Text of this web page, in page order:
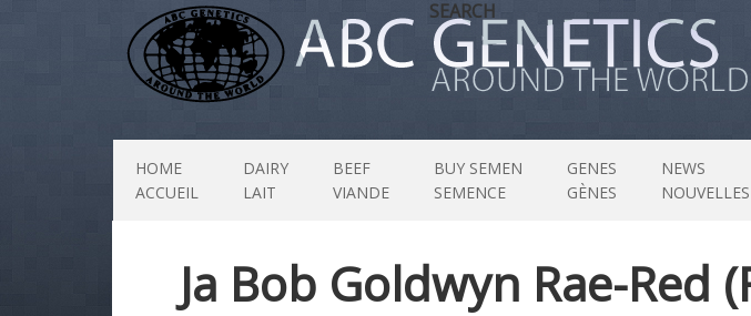
SEARCH
HOME
ACCUEIL
DAIRY
LAIT
BEEF
VIANDE
BUY SEMEN
SEMENCE
GENES
GÈNES
NEWS
NOUVELLES
Ja Bob Goldwyn Rae-Red